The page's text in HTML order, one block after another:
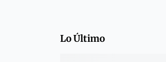
Lo Último